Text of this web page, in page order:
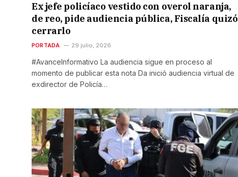
Ex jefe policíaco vestido con overol naranja,
de reo, pide audiencia pública, Fiscalía quizó
cerrarlo
PORTADA 29 julio, 2026
#AvanceInformativo La audiencia sigue en proceso al
momento de publicar esta nota Da inició audiencia virtual de
exdirector de Policía…